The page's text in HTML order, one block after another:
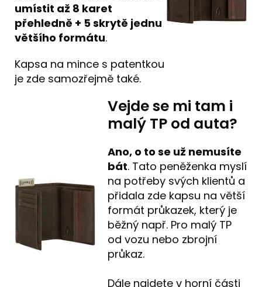
umístit až 8 karet
přehledně + 5 skrytě jednu
většího formátu.
Kapsa na mince s patentkou
je zde samozřejmě také.
Vejde se mi tam i
malý TP od auta?
Ano, o to se už nemusíte
bát. Tato peněženka myslí
na potřeby svých klientů a
přidala zde kapsu na větší
formát průkazek, který je
běžný např. Pro malý TP
od vozu nebo zbrojní
průkaz.
Dále najdete v horní části